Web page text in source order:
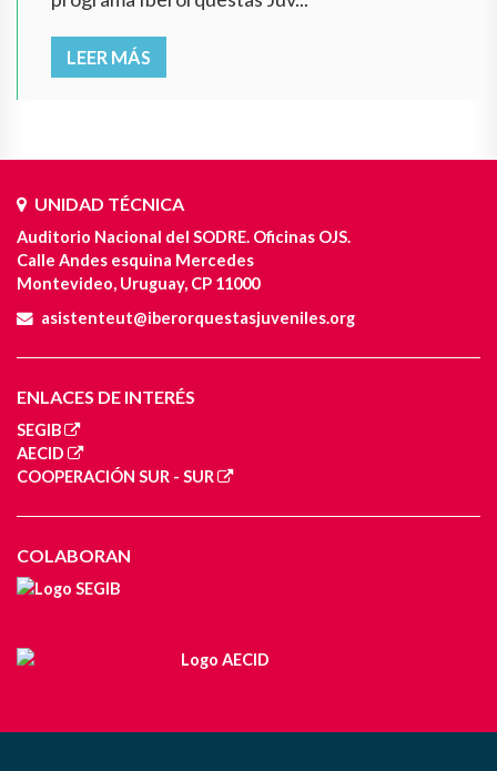
LEER MÁS
UNIDAD TÉCNICA
Auditorio Nacional del SODRE. Oficinas OJS.
Calle Andes esquina Mercedes
Montevideo, Uruguay, CP 11000
asistenteut@iberorquestasjuveniles.org
ENLACES DE INTERÉS
SEGIB
AECID
COOPERACIÓN SUR - SUR
COLABORAN